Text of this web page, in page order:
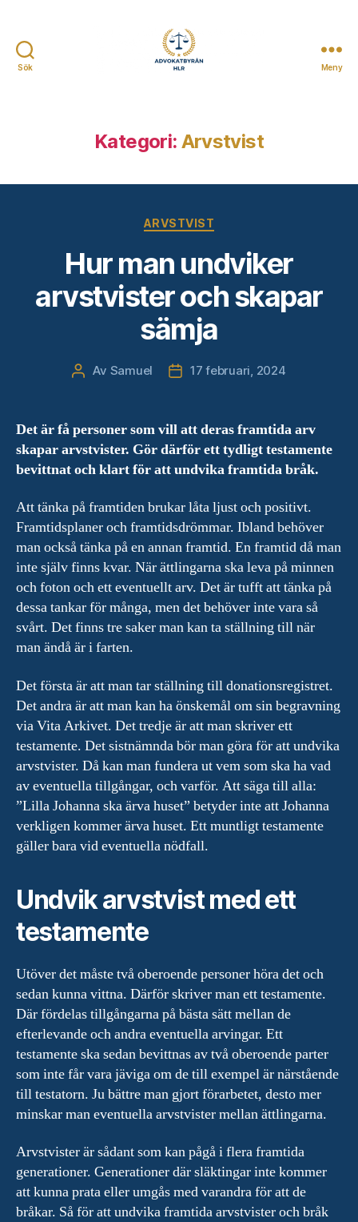
Sök Meny
Kategori: Arvstvist
Kategorier
ARVSTVIST
Hur man undviker
arvstvister och skapar
sämja
Inläggsförfattare
Av Samuel Inläggsdatum
17 februari, 2024
Det är få personer som vill att deras framtida arv
skapar arvstvister. Gör därför ett tydligt testamente
bevittnat och klart för att undvika framtida bråk.
Att tänka på framtiden brukar låta ljust och positivt.
Framtidsplaner och framtidsdrömmar. Ibland behöver
man också tänka på en annan framtid. En framtid då man
inte själv finns kvar. När ättlingarna ska leva på minnen
och foton och ett eventuellt arv. Det är tufft att tänka på
dessa tankar för många, men det behöver inte vara så
svårt. Det finns tre saker man kan ta ställning till när
man ändå är i farten.
Det första är att man tar ställning till donationsregistret.
Det andra är att man kan ha önskemål om sin begravning
via Vita Arkivet. Det tredje är att man skriver ett
testamente. Det sistnämnda bör man göra för att undvika
arvstvister. Då kan man fundera ut vem som ska ha vad
av eventuella tillgångar, och varför. Att säga till alla:
”Lilla Johanna ska ärva huset” betyder inte att Johanna
verkligen kommer ärva huset. Ett muntligt testamente
gäller bara vid eventuella nödfall.
Undvik arvstvist med ett
testamente
Utöver det måste två oberoende personer höra det och
sedan kunna vittna. Därför skriver man ett testamente.
Där fördelas tillgångarna på bästa sätt mellan de
efterlevande och andra eventuella arvingar. Ett
testamente ska sedan bevittnas av två oberoende parter
som inte får vara jäviga om de till exempel är närstående
till testatorn. Ju bättre man gjort förarbetet, desto mer
minskar man eventuella arvstvister mellan ättlingarna.
Arvstvister är sådant som kan pågå i flera framtida
generationer. Generationer där släktingar inte kommer
att kunna prata eller umgås med varandra för att de
bråkar. Så för att undvika framtida arvstvister och bråk